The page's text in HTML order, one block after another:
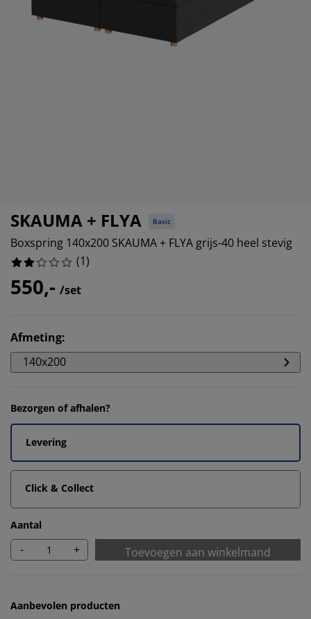
en accessoires
SKAUMA + FLYA Basic
Boxspring 140x200 SKAUMA + FLYA grijs-40 heel stevig
(1)
550,- /set
Afmeting:
140x200
Bezorgen of afhalen?
Levering
Click & Collect
Aantal
- + Toevoegen aan winkelmand
Aanbevolen producten